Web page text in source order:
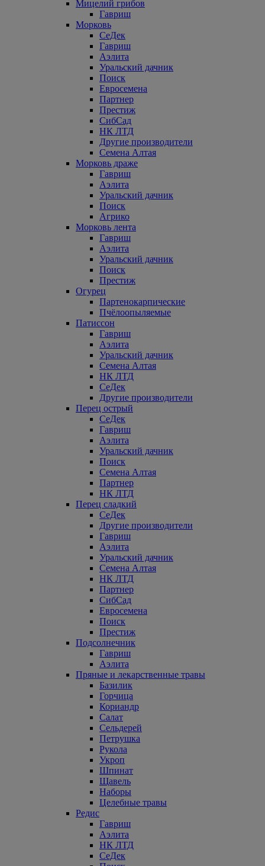
Мицелий грибов
Гавриш
Морковь
СеДек
Гавриш
Аэлита
Уральский дачник
Поиск
Евросемена
Партнер
Престиж
СибСад
НК ЛТД
Другие производители
Семена Алтая
Морковь драже
Гавриш
Аэлита
Уральский дачник
Поиск
Агрико
Морковь лента
Гавриш
Аэлита
Уральский дачник
Поиск
Престиж
Огурец
Партенокарпические
Пчёлоопыляемые
Патиссон
Гавриш
Аэлита
Уральский дачник
Семена Алтая
НК ЛТД
СеДек
Другие производители
Перец острый
СеДек
Гавриш
Аэлита
Уральский дачник
Поиск
Семена Алтая
Партнер
НК ЛТД
Перец сладкий
СеДек
Другие производители
Гавриш
Аэлита
Уральский дачник
Семена Алтая
НК ЛТД
Партнер
СибСад
Евросемена
Поиск
Престиж
Подсолнечник
Гавриш
Аэлита
Пряные и лекарственные травы
Базилик
Горчица
Кориандр
Салат
Сельдерей
Петрушка
Рукола
Укроп
Шпинат
Щавель
Наборы
Целебные травы
Редис
Гавриш
Аэлита
НК ЛТД
СеДек